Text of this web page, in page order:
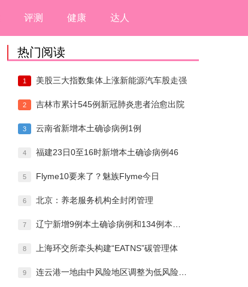
评测 健康 达人
热门阅读
1 美股三大指数集体上涨新能源汽车股走强
2 吉林市累计545例新冠肺炎患者治愈出院
3 云南省新增本土确诊病例1例
4 福建23日0至16时新增本土确诊病例46
5 Flyme10要来了？魅族Flyme今日
6 北京：养老服务机构全封闭管理
7 辽宁新增9例本土确诊病例和134例本土无
8 上海环交所牵头构建“EATNS”碳管理体
9 连云港一地由中风险地区调整为低风险地区